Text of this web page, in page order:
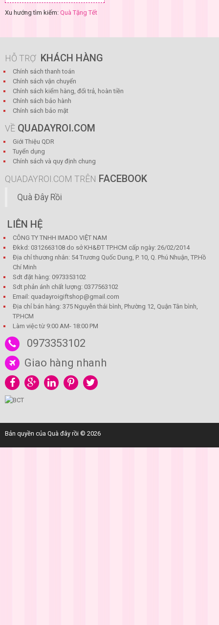
Xu hướng tìm kiếm: Quà Tặng Tết
HỖ TRỢ KHÁCH HÀNG
Chính sách thanh toán
Chính sách vận chuyển
Chính sách kiểm hàng, đổi trả, hoàn tiền
Chính sách bảo hành
Chính sách bảo mật
VỀ QUADAYROI.COM
Giới Thiệu QDR
Tuyển dụng
Chính sách và quy định chung
QUADAYROI.COM TRÊN FACEBOOK
Quà Đây Rồi
LIÊN HỆ
CÔNG TY TNHH IMADO VIỆT NAM
Đkkd: 0312663108 do sở KH&ĐT TP.HCM cấp ngày: 26/02/2014
Địa chỉ thương nhân: 54 Trương Quốc Dung, P. 10, Q. Phú Nhuận, TP.Hồ
Chí Minh
Sdt đặt hàng: 0973353102
Sdt phản ánh chất lượng: 0377563102
Email: quadayroigiftshop@gmail.com
Địa chỉ bán hàng: 375 Nguyễn thái bình, Phường 12, Quận Tân bình,
TP.HCM
Làm việc từ 9:00 AM- 18:00 PM
0973353102
Giao hàng nhanh
Bản quyền của Quà đây rồi © 2026